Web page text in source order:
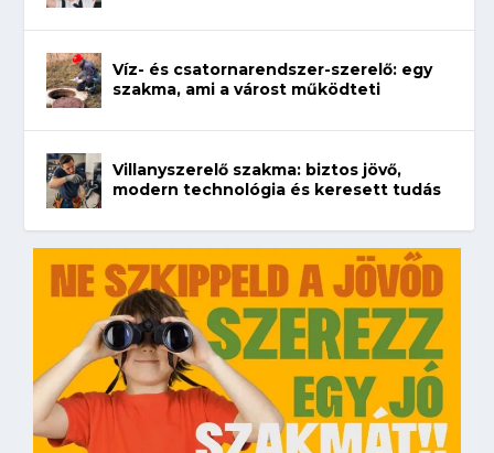
Víz- és csatornarendszer-szerelő: egy
szakma, ami a várost működteti
Villanyszerelő szakma: biztos jövő,
modern technológia és keresett tudás